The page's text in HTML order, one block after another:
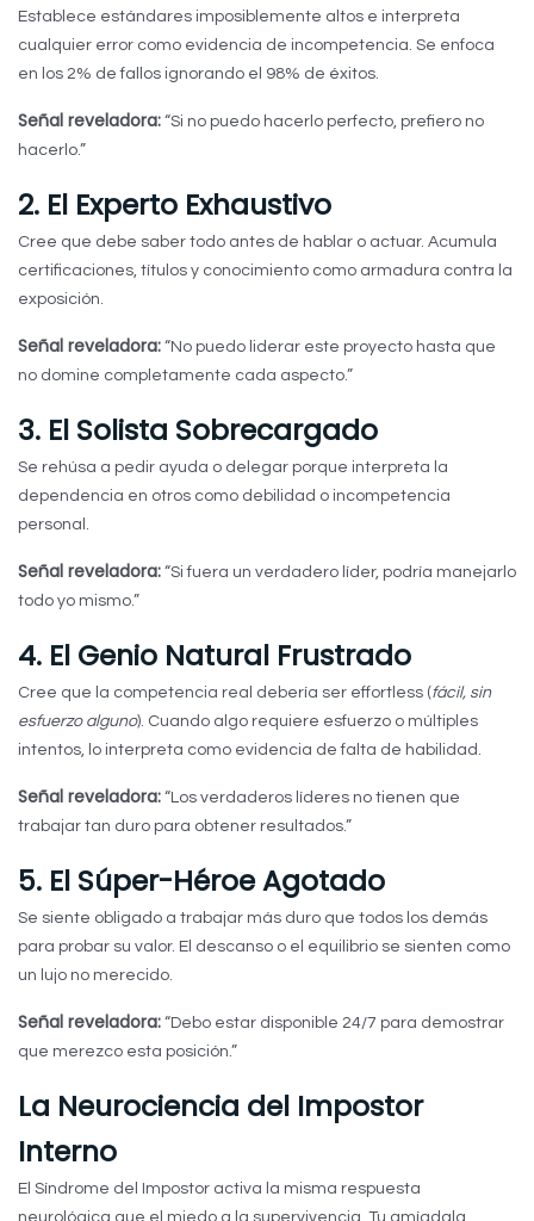
Establece estándares imposiblemente altos e interpreta
cualquier error como evidencia de incompetencia. Se enfoca
en los 2% de fallos ignorando el 98% de éxitos.
Señal reveladora: “Si no puedo hacerlo perfecto, prefiero no
hacerlo.”
2. El Experto Exhaustivo
Cree que debe saber todo antes de hablar o actuar. Acumula
certificaciones, títulos y conocimiento como armadura contra la
exposición.
Señal reveladora: “No puedo liderar este proyecto hasta que
no domine completamente cada aspecto.”
3. El Solista Sobrecargado
Se rehúsa a pedir ayuda o delegar porque interpreta la
dependencia en otros como debilidad o incompetencia
personal.
Señal reveladora: “Si fuera un verdadero líder, podría manejarlo
todo yo mismo.”
4. El Genio Natural Frustrado
Cree que la competencia real debería ser effortless (fácil, sin
esfuerzo alguno). Cuando algo requiere esfuerzo o múltiples
intentos, lo interpreta como evidencia de falta de habilidad.
Señal reveladora: “Los verdaderos líderes no tienen que
trabajar tan duro para obtener resultados.”
5. El Súper-Héroe Agotado
Se siente obligado a trabajar más duro que todos los demás
para probar su valor. El descanso o el equilibrio se sienten como
un lujo no merecido.
Señal reveladora: “Debo estar disponible 24/7 para demostrar
que merezco esta posición.”
La Neurociencia del Impostor
Interno
El Síndrome del Impostor activa la misma respuesta
neurológica que el miedo a la supervivencia. Tu amígdala